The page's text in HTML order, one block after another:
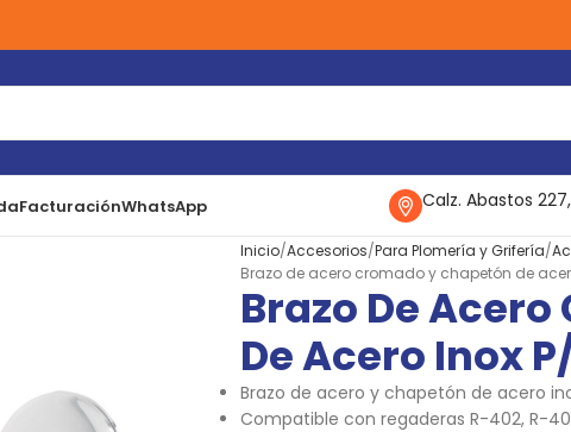
FacturaciónWhatsApp Calz. Abastos
Inicio Accesorios Para Plomería y Grifería
Brazo de acero cromado y chapetón de
Brazo De
De Acero Inox
Brazo de acero y chapetón de acero
Compatible con regaderas R-402, R-